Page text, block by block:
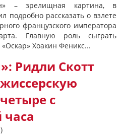
– зрелищная картина, в
подробно рассказать о взлете
французского императора
Главную роль сыграть
Хоакин Феникс...
Ридли Скотт
с